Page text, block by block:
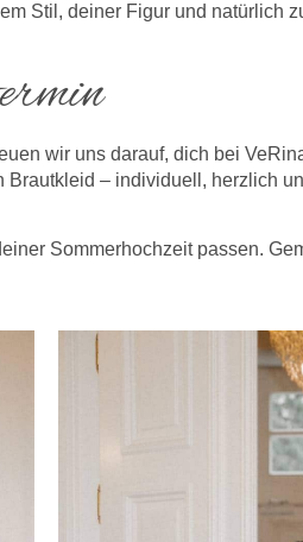
Stil, deiner Figur und natürlich
wir uns darauf, dich bei
Brautkleid – individuell, herzlich
Sommerhochzeit passen.